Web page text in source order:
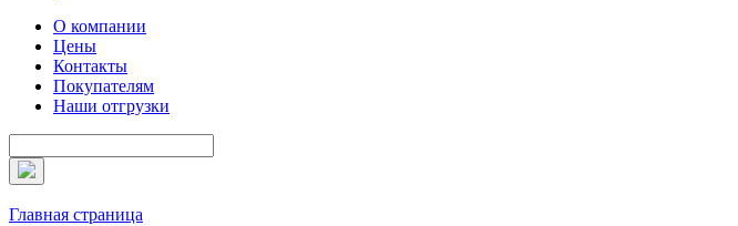
О компании
Цены
Контакты
Покупателям
Наши отгрузки
Главная страница